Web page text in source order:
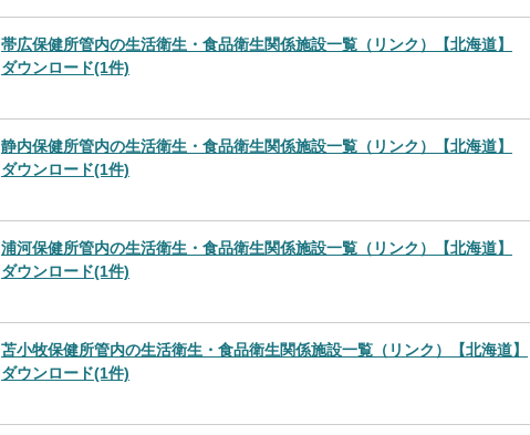
帯広保健所管内の生活衛生・食品衛生関係施設一覧（リンク）【北海道】
ダウンロード(1件)
静内保健所管内の生活衛生・食品衛生関係施設一覧（リンク）【北海道】
ダウンロード(1件)
浦河保健所管内の生活衛生・食品衛生関係施設一覧（リンク）【北海道】
ダウンロード(1件)
苫小牧保健所管内の生活衛生・食品衛生関係施設一覧（リンク）【北海道】
ダウンロード(1件)